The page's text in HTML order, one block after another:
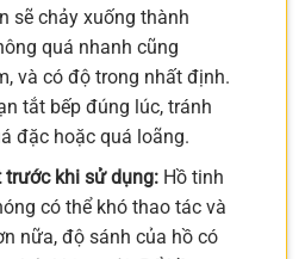
sẽ chảy xuống thành
quá nhanh cũng
và có độ trong nhất định.
tắt bếp đúng lúc, tránh
đặc hoặc quá loãng.
khi sử dụng:Hồ tinh
có thể khó thao tác và
nữa, độ sánh của hồ có